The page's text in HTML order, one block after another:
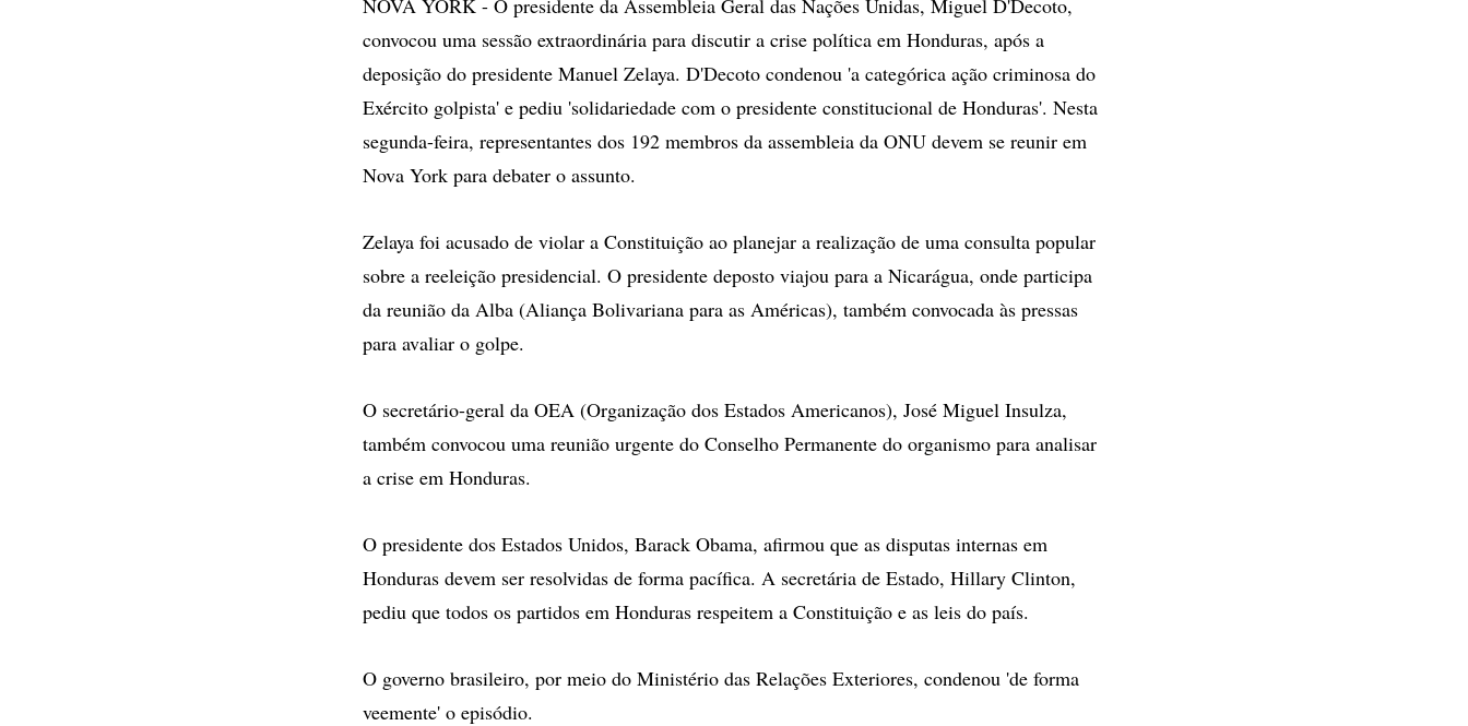
NOVA YORK - O presidente da Assembleia Geral das Nações Unidas, Miguel D'Decoto,
convocou uma sessão extraordinária para discutir a crise política em Honduras, após a
deposição do presidente Manuel Zelaya. D'Decoto condenou 'a categórica ação criminosa do
Exército golpista' e pediu 'solidariedade com o presidente constitucional de Honduras'. Nesta
segunda-feira, representantes dos 192 membros da assembleia da ONU devem se reunir em
Nova York para debater o assunto.
Zelaya foi acusado de violar a Constituição ao planejar a realização de uma consulta popular
sobre a reeleição presidencial. O presidente deposto viajou para a Nicarágua, onde participa
da reunião da Alba (Aliança Bolivariana para as Américas), também convocada às pressas
para avaliar o golpe.
O secretário-geral da OEA (Organização dos Estados Americanos), José Miguel Insulza,
também convocou uma reunião urgente do Conselho Permanente do organismo para analisar
a crise em Honduras.
O presidente dos Estados Unidos, Barack Obama, afirmou que as disputas internas em
Honduras devem ser resolvidas de forma pacífica. A secretária de Estado, Hillary Clinton,
pediu que todos os partidos em Honduras respeitem a Constituição e as leis do país.
O governo brasileiro, por meio do Ministério das Relações Exteriores, condenou 'de forma
veemente' o episódio.